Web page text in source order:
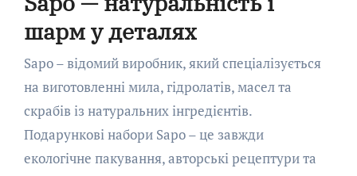
шарм у деталях
Sapo – відомий виробник, який спеціалізується
на виготовленні мила, гідролатів, масел та
скрабів із натуральних інгредієнтів.
Подарункові набори Sapo – це завжди
екологічне пакування, авторські рецептури та